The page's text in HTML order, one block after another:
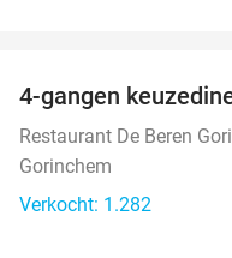
4-gangen
Restaurant De Beren
Gorinchem
Verkocht: 1.282